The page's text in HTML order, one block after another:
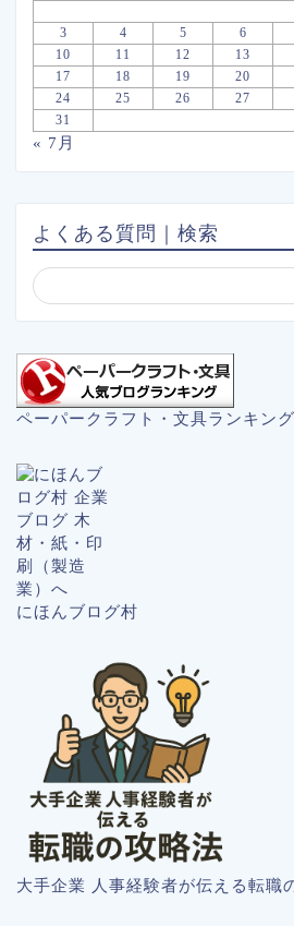
3
4 5 6
10
11 12 13
17
18 19 20
24
25 26 27
31
« 7月
よくある質問｜検索
ペーパークラフト・文具ランキング
にほんブログ村
大手企業 人事経験者が伝える転職